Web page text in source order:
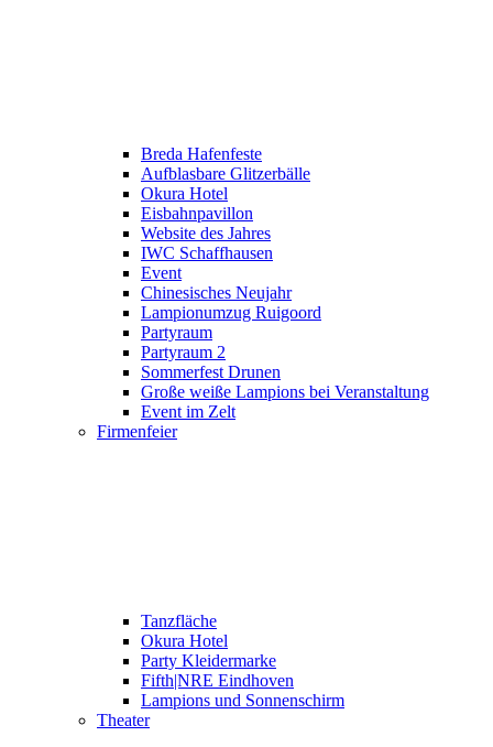
Breda Hafenfeste
Aufblasbare Glitzerbälle
Okura Hotel
Eisbahnpavillon
Website des Jahres
IWC Schaffhausen
Event
Chinesisches Neujahr
Lampionumzug Ruigoord
Partyraum
Partyraum 2
Sommerfest Drunen
Große weiße Lampions bei Veranstaltung
Event im Zelt
Firmenfeier
Tanzfläche
Okura Hotel
Party Kleidermarke
Fifth|NRE Eindhoven
Lampions und Sonnenschirm
Theater